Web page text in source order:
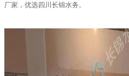
厂家，优选四川长锦水务。